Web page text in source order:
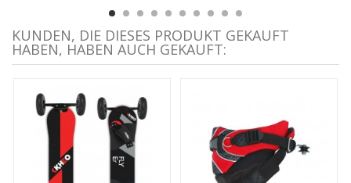
KUNDEN, DIE DIESES PRODUKT GEKAUFT
HABEN, HABEN AUCH GEKAUFT: